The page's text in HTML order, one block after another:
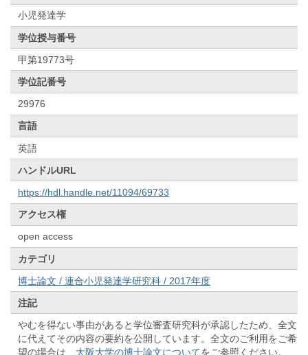
小児発達学
学位授与番号
甲第19773号
学位記番号
29976
言語
英語
ハンドルURL
https://hdl.handle.net/11094/69733
アクセス権
open access
カテゴリ
博士論文 / 連合小児発達学研究科 / 2017年度
注記
やむを得ない事由があると学位審査研究科が承認したため、全文
に代えてその内容の要約を公開しています。全文のご利用をご希
望の場合は、 大阪大学の博士論文についてをご参照ください。